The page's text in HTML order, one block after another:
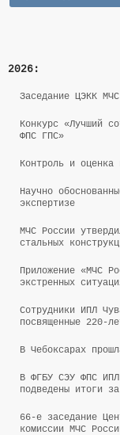
2026:
Заседание ЦЭКК
Конкурс «Лучший
ФПС ГПС»
Контроль и оценка
Научно
экспертизе
МЧС России
стальных
Приложение «МЧС
экстренных
Сотрудники ИПЛ
посвященные 220-
В Чебоксарах
В ФГБУ СЭУ ФПС ИПЛ
подведены итоги
66-е заседание
комиссии МЧС